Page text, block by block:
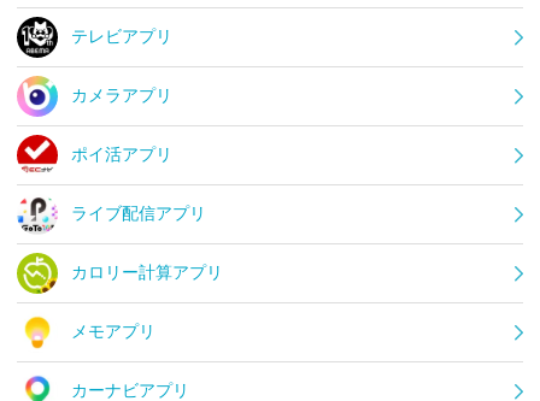
テレビアプリ
カメラアプリ
ポイ活アプリ
ライブ配信アプリ
カロリー計算アプリ
メモアプリ
カーナビアプリ